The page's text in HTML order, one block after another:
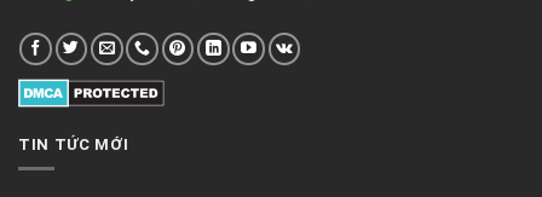
TIN TỨC MỚI